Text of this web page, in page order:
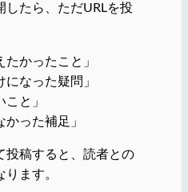
したら、ただURLを投
たかったこと」
になった疑問」
と」
かった補足」
投稿すると、読者との
ます。